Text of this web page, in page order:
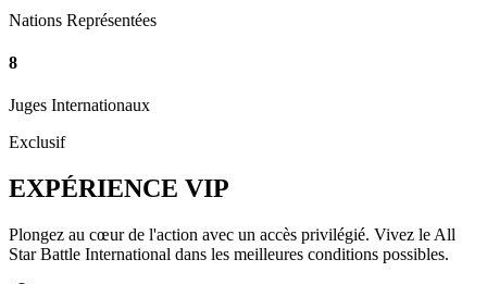
Nations Représentées
8
Juges Internationaux
Exclusif
EXPÉRIENCE VIP
Plongez au cœur de l'action avec un accès privilégié. Vivez le All
Star Battle International dans les meilleures conditions possibles.